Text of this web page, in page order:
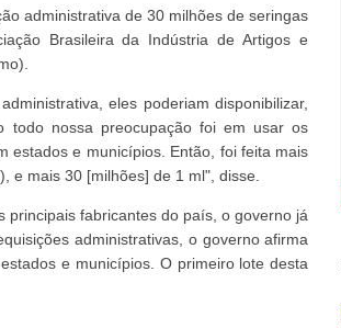
administrativa de 30 milhões de seringas
Brasileira da Indústria de Artigos e
eles poderiam disponibilizar,
nossa preocupação foi em usar os
estados e municípios. Então, foi feita mais
e mais 30 [milhões] de 1 ml", disse.
fabricantes do país, o governo já
administrativas, o governo afirma
e municípios. O primeiro lote desta